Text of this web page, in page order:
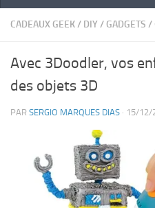
CADEAUX GEEK/ DIY/ GADGETS /
Avec 3Doodler, vos
des objets 3D
PAR SERGIO MARQUES DIAS · 15/12/